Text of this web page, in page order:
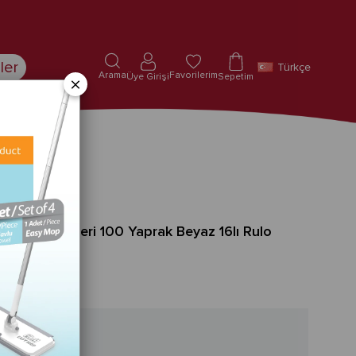
AramaÜye GirişiFavorilerimSepetim
Türkçe
Bezleri 100 Yaprak Beyaz 16lı Rulo
×